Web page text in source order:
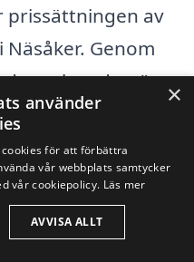
prissättningen av
Genom
kan du göra
kostnadseffektiv
att skydda din
och utan
×
använder
för att förbättra
vår webbplats samtycker
vår cookiepolicy. Läs mer
AVVISA ALLT